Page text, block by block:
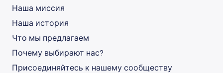
Наша миссия
Наша история
Что мы предлагаем
Почему выбирают нас?
Присоединяйтесь к нашему сообществу